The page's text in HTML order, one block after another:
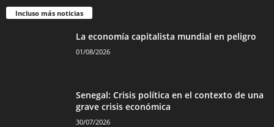
Incluso más noticias
La economía capitalista mundial en peligro
01/08/2026
Senegal: Crisis política en el contexto de una
grave crisis económica
30/07/2026